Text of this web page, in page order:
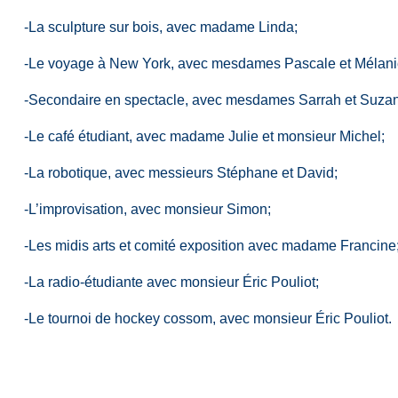
-La sculpture sur bois, avec madame Linda;
-Le voyage à New York, avec mesdames Pascale et
-Secondaire en spectacle, avec mesdames Sarrah et
-Le café étudiant, avec madame Julie et monsieur Michel;
-La robotique, avec messieurs Stéphane et David;
-L’improvisation, avec monsieur Simon;
-Les midis arts et comité exposition avec madame Francine;
-La radio-étudiante avec monsieur Éric Pouliot;
-Le tournoi de hockey cossom, avec monsieur Éric Pouliot.